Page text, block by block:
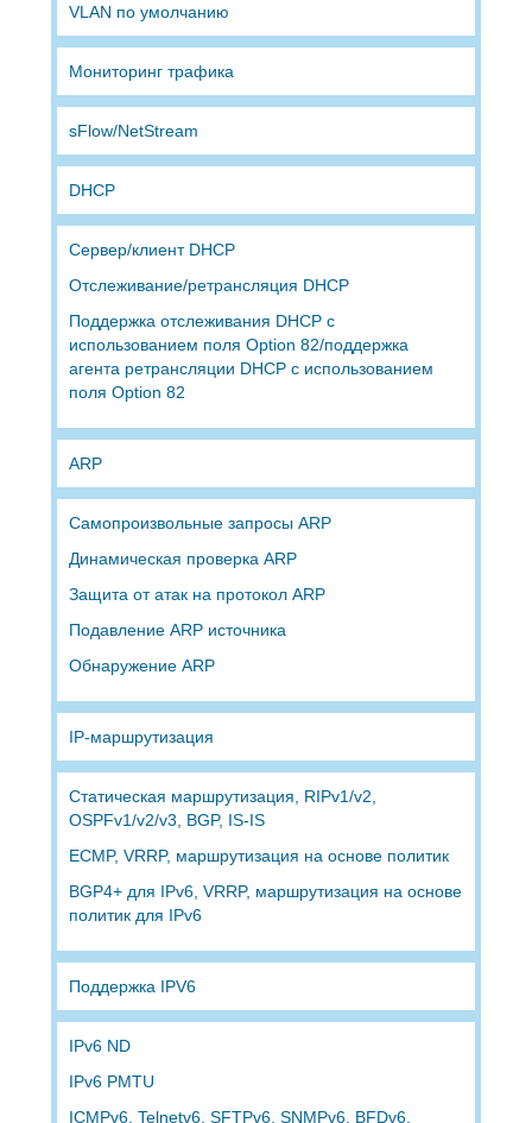
VLAN по умолчанию
Мониторинг трафика
sFlow/NetStream
DHCP
Сервер/клиент DHCP
Отслеживание/ретрансляция DHCP
Поддержка отслеживания DHCP с
использованием поля Option 82/поддержка
агента ретрансляции DHCP с использованием
поля Option 82
ARP
Самопроизвольные запросы ARP
Динамическая проверка ARP
Защита от атак на протокол ARP
Подавление ARP источника
Обнаружение ARP
IP-маршрутизация
Статическая маршрутизация, RIPv1/v2,
OSPFv1/v2/v3, BGP, IS-IS
ECMP, VRRP, маршрутизация на основе политик
BGP4+ для IPv6, VRRP, маршрутизация на основе
политик для IPv6
Поддержка IPV6
IPv6 ND
IPv6 PMTU
ICMPv6, Telnetv6, SFTPv6, SNMPv6, BFDv6,